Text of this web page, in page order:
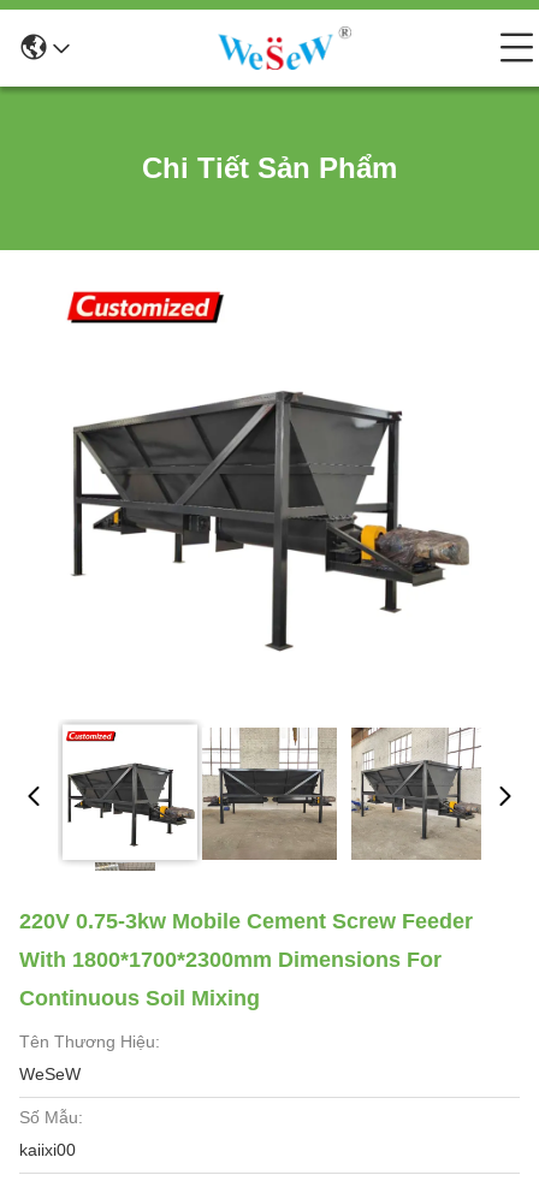
Chi Tiết Sản Phẩm
220V 0.75-3kw Mobile Cement Screw Feeder
With 1800*1700*2300mm Dimensions For
Continuous Soil Mixing
Tên Thương Hiệu:
WeSeW
Số Mẫu:
kaiixi00